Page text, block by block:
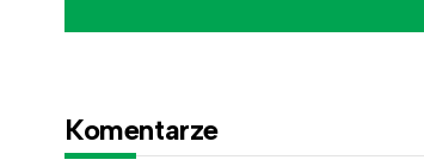
Komentarze